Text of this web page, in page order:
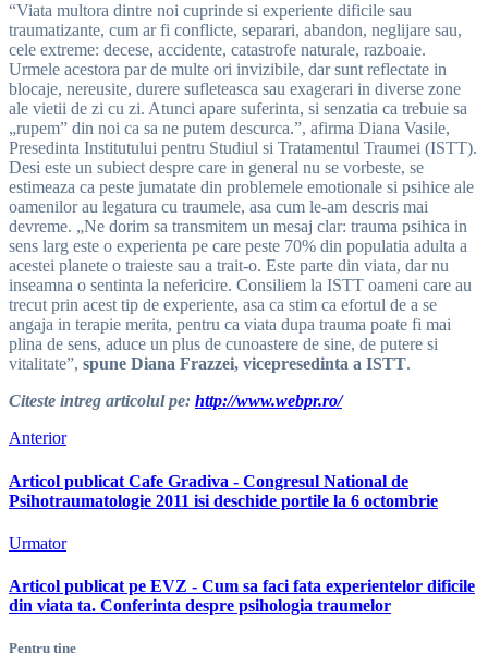
“Viata multora dintre noi cuprinde si experiente dificile sau
traumatizante, cum ar fi conflicte, separari, abandon, neglijare sau,
cele extreme: decese, accidente, catastrofe naturale, razboaie.
Urmele acestora par de multe ori invizibile, dar sunt reflectate in
blocaje, nereusite, durere sufleteasca sau exagerari in diverse zone
ale vietii de zi cu zi. Atunci apare suferinta, si senzatia ca trebuie sa
„rupem” din noi ca sa ne putem descurca.”, afirma Diana Vasile,
Presedinta Institutului pentru Studiul si Tratamentul Traumei (ISTT).
Desi este un subiect despre care in general nu se vorbeste, se
estimeaza ca peste jumatate din problemele emotionale si psihice ale
oamenilor au legatura cu traumele, asa cum le-am descris mai
devreme. „Ne dorim sa transmitem un mesaj clar: trauma psihica in
sens larg este o experienta pe care peste 70% din populatia adulta a
acestei planete o traieste sau a trait-o. Este parte din viata, dar nu
inseamna o sentinta la nefericire. Consiliem la ISTT oameni care au
trecut prin acest tip de experiente, asa ca stim ca efortul de a se
angaja in terapie merita, pentru ca viata dupa trauma poate fi mai
plina de sens, aduce un plus de cunoastere de sine, de putere si
vitalitate”, spune Diana Frazzei, vicepresedinta a ISTT.
Citeste intreg articolul pe: http://www.webpr.ro/
Anterior
Articol publicat Cafe Gradiva - Congresul National de
Psihotraumatologie 2011 isi deschide portile la 6 octombrie
Urmator
Articol publicat pe EVZ - Cum sa faci fata experientelor dificile
din viata ta. Conferinta despre psihologia traumelor
Pentru tine